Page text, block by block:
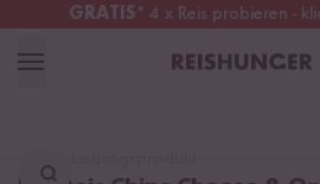
GRATIS* 4 x Reis probieren -
Deutschland